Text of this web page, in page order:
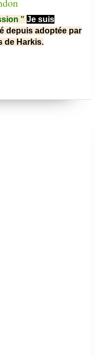
" Je suis
depuis adoptée par
de Harkis.